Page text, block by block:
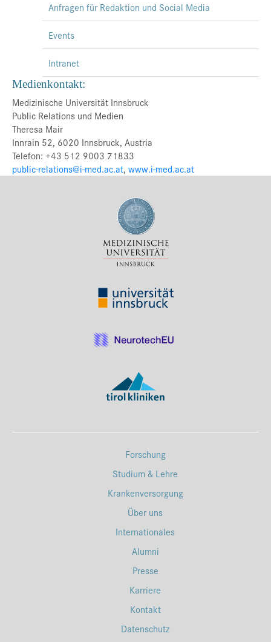
Anfragen für Redaktion und Social Media
Events
Intranet
Medienkontakt:
Medizinische Universität Innsbruck
Public Relations und Medien
Theresa Mair
Innrain 52, 6020 Innsbruck, Austria
Telefon: +43 512 9003 71833
public-relations@i-med.ac.at, www.i-med.ac.at
Forschung
Studium & Lehre
Krankenversorgung
Über uns
Internationales
Alumni
Presse
Karriere
Kontakt
Datenschutz